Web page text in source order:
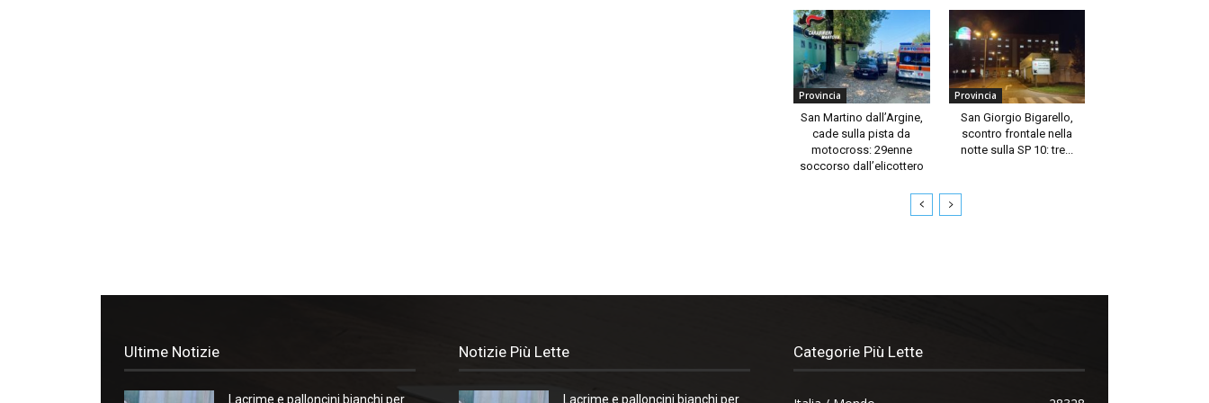
Provincia
San Martino dall’Argine,
cade sulla pista da
motocross: 29enne
soccorso dall’elicottero
Provincia
San Giorgio Bigarello,
scontro frontale nella
notte sulla SP 10: tre...
Ultime Notizie
Lacrime e palloncini bianchi per
Notizie Più Lette
Lacrime e palloncini bianchi per
Categorie Più Lette